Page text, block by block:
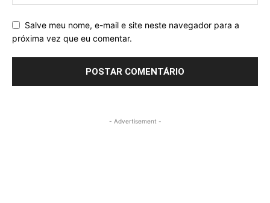
Salve meu nome, e-mail e site neste navegador para a
próxima vez que eu comentar.
- Advertisement -